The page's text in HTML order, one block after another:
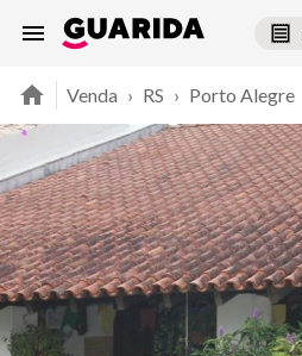
Venda › RS › Porto Alegre